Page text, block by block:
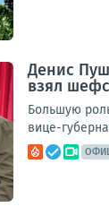
Денис
взял
Большую
вице-